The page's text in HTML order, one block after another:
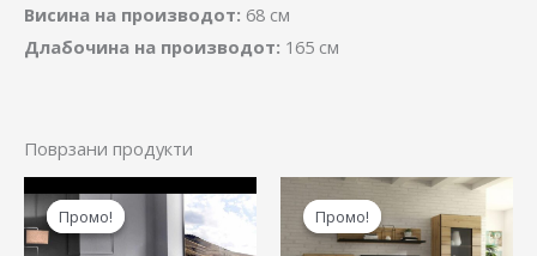
Висина на производот: 68 см
Длабочина на производот: 165 см
Поврзани продукти
Промо!
Промо!
price
192.800,00 ден.
price
134.960,00 ден.
Промо!
Промо!
Original
was:
21.000,00 ден.